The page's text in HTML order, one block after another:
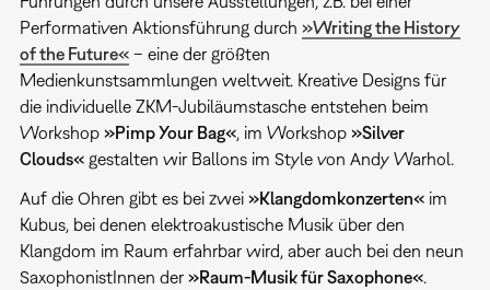
Performativen Aktionsführung durch »Writing the History
of the Future«– eine der größten
Medienkunstsammlungen weltweit. Kreative Designs für
die individuelle ZKM-Jubiläumstasche entstehen beim
Workshop »Pimp Your Bag«, im Workshop »Silver
Clouds«gestalten wir Ballons im Style von Andy Warhol.
Auf die Ohren gibt es bei zwei »Klangdomkonzerten«im
Kubus, bei denen elektroakustische Musik über den
Klangdom im Raum erfahrbar wird, aber auch bei den neun
SaxophonistInnen der »Raum-Musik für Saxophone«.